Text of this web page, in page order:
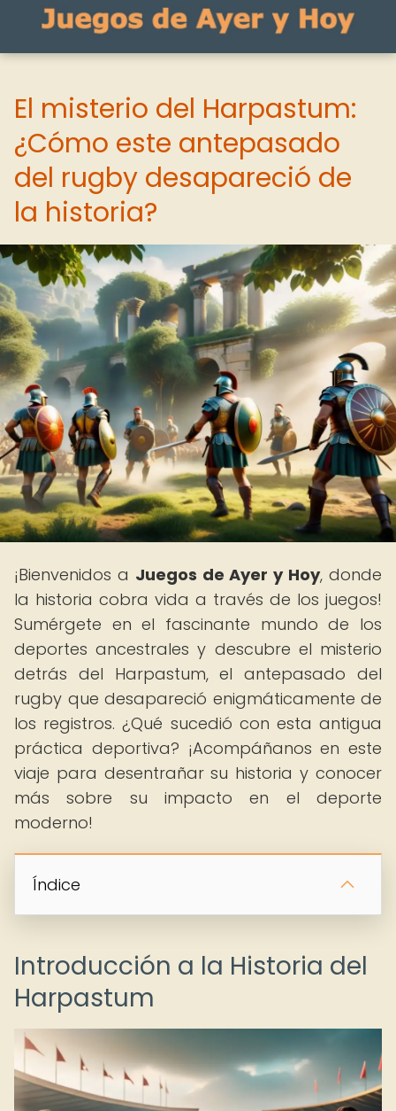
El misterio del Harpastum:
¿Cómo este antepasado
del rugby desapareció de
la historia?
¡Bienvenidos a Juegos de Ayer y Hoy, donde
la historia cobra vida a través de los juegos!
Sumérgete en el fascinante mundo de los
deportes ancestrales y descubre el misterio
detrás del Harpastum, el antepasado del
rugby que desapareció enigmáticamente de
los registros. ¿Qué sucedió con esta antigua
práctica deportiva? ¡Acompáñanos en este
viaje para desentrañar su historia y conocer
más sobre su impacto en el deporte
moderno!
Índice
Introducción a la Historia del
Harpastum